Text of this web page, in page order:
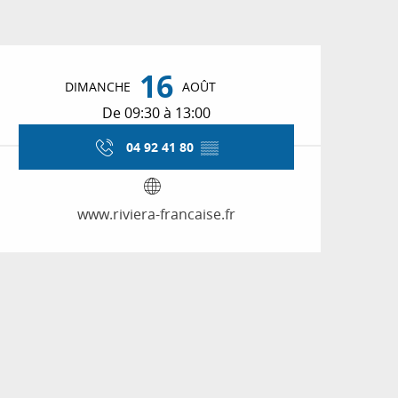
et
DIMANCHE 16 AOÛT
De 09:30 à 13:00
04 92 41 80 ▒▒
www.riviera-francaise.fr